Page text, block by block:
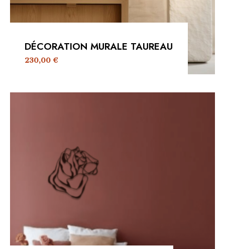
DÉCORATION MURALE TAUREAU
230,00€